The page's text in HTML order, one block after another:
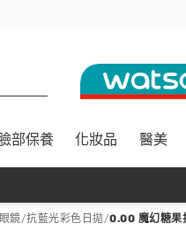
部保養 化妝品 醫美
鏡/抗藍光彩色日拋/0.00 魔幻糖果